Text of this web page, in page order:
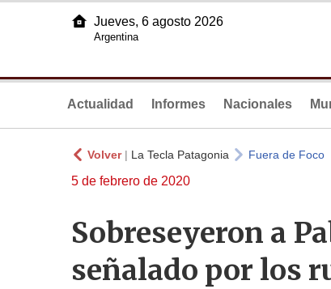
Jueves, 6 agosto 2026
Argentina
Actualidad Informes Nacionales
Volver| La Tecla Patagonia Fuera de Foco
5 de febrero de 2020
Sobreseyeron a
señalado por los